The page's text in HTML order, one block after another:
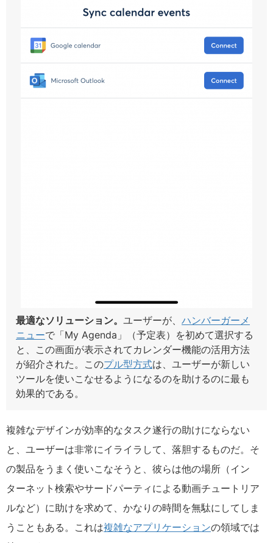
最適なソリューション。 ユーザーが、 ハンバーガーメ
ニューで「My Agenda」（予定表）を初めて選択する
と、この画面が表示されてカレンダー機能の活用方法
が紹介された。このプル型方式は、ユーザーが新しい
ツールを使いこなせるようになるのを助けるのに最も
効果的である。
複雑なデザインが効率的なタスク遂行の助けにならない
と、ユーザーは非常にイライラして、落胆するものだ。そ
の製品をうまく使いこなそうと、彼らは他の場所（イン
ターネット検索やサードパーティによる動画チュートリア
ルなど）に助けを求めて、かなりの時間を無駄にしてしま
うこともある。これは複雑なアプリケーションの領域では